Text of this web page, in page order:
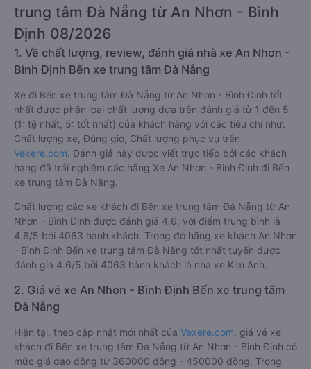
trung tâm Đà Nẵng từ An Nhơn - Bình
Định 08/2026
1. Về chất lượng, review, đánh giá nhà xe An Nhơn -
Bình Định Bến xe trung tâm Đà Nẵng
Xe đi Bến xe trung tâm Đà Nẵng từ An Nhơn - Bình Định tốt
nhất được phân loại chất lượng dựa trên đánh giá từ 1 đến 5
(1: tệ nhất, 5: tốt nhất) của khách hàng với các tiêu chí như:
Chất lượng xe, Đúng giờ, Chất lượng phục vụ trên
Vexere.com. Đánh giá này được viết trực tiếp bởi các khách
hàng đã trải nghiệm các hãng Xe An Nhơn - Bình Định đi Bến
xe trung tâm Đà Nẵng.
Chất lượng các xe khách đi Bến xe trung tâm Đà Nẵng từ An
Nhơn - Bình Định được đánh giá 4.6, với điểm trung bình là
4.6/5 bởi 4063 hành khách. Trong đó hãng xe khách An Nhơn
- Bình Định Bến xe trung tâm Đà Nẵng tốt nhất tuyến được
đánh giá 4.6/5 bởi 4063 hành khách là nhà xe Kim Anh.
2. Giá vé xe An Nhơn - Bình Định Bến xe trung tâm
Đà Nẵng
Hiện tại, theo cập nhật mới nhất của Vexere.com , giá vé xe
khách đi Bến xe trung tâm Đà Nẵng từ An Nhơn - Bình Định có
mức giá dao động từ 360000 đồng - 450000 đồng. Trong